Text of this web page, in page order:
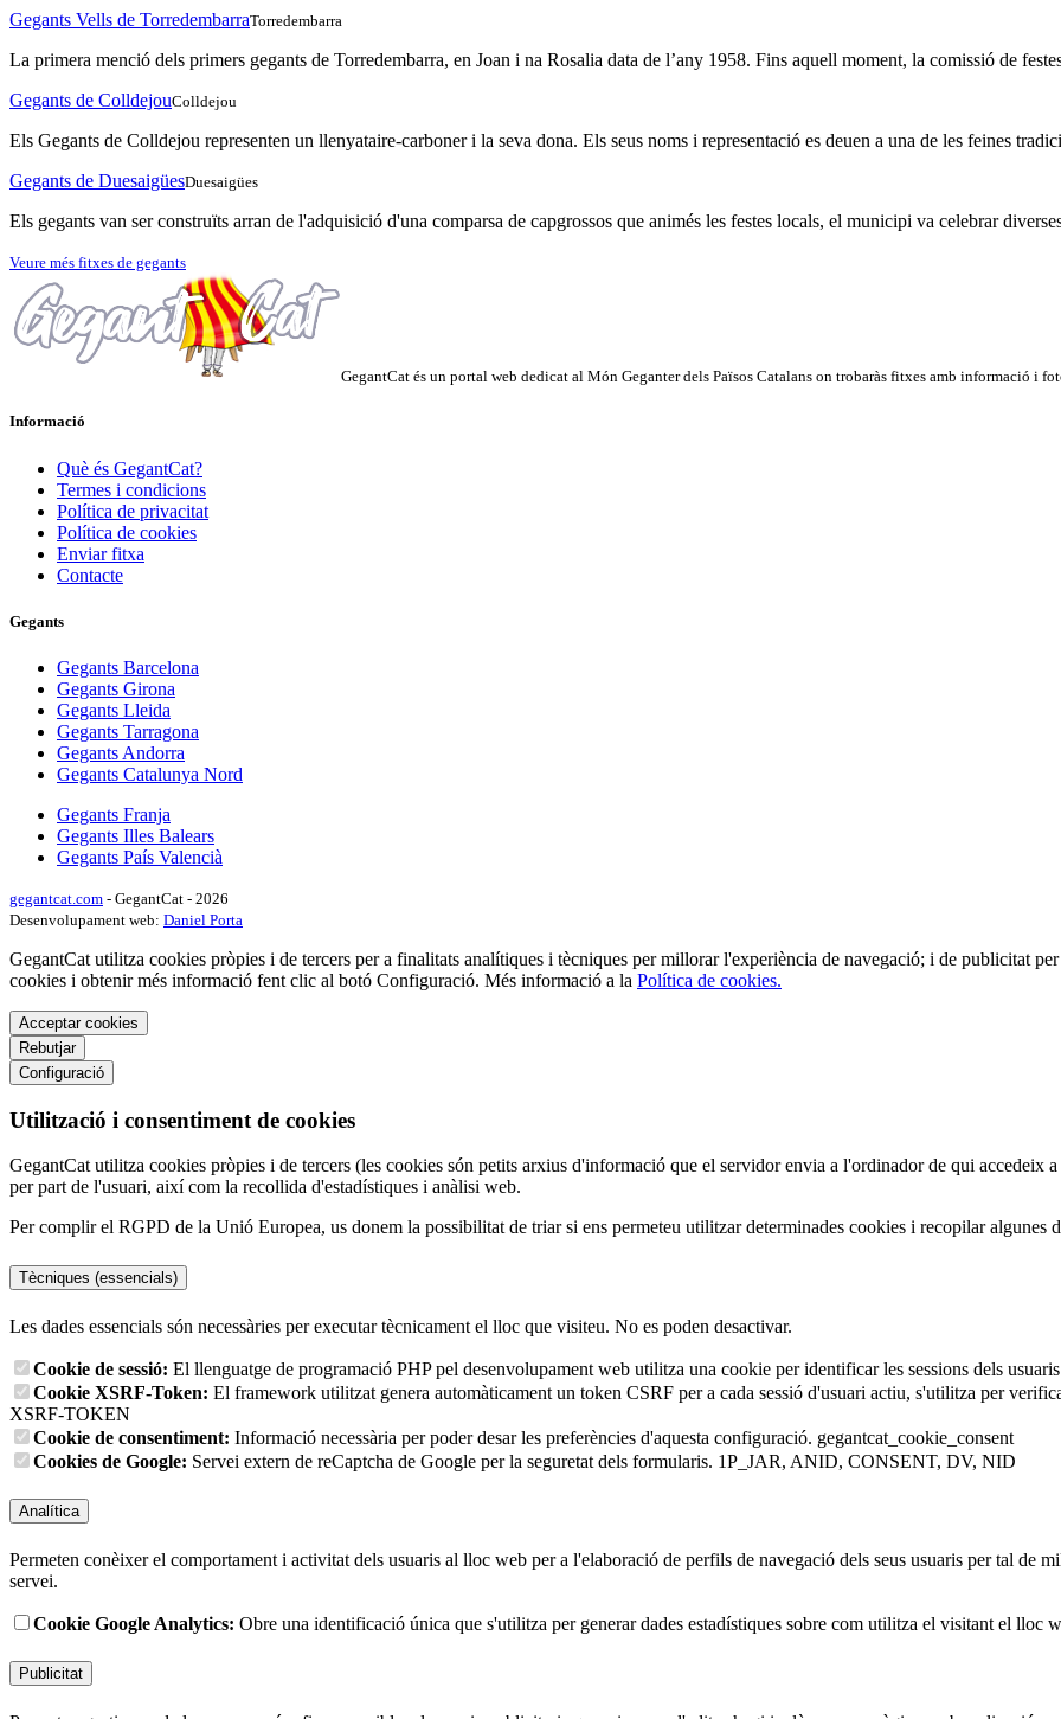
Gegants Vells de TorredembarraTorredembarra
La primera menció dels primers gegants de Torredembarra, en Joan i na Rosalia data de l’any 1958. Fins aquell moment, la comissió de
Gegants de ColldejouColldejou
Els Gegants de Colldejou representen un llenyataire-carboner i la seva dona. Els seus noms i representació es deuen a una de les feines
Gegants de DuesaigüesDuesaigües
Els gegants van ser construïts arran de l'adquisició d'una comparsa de capgrossos que animés les festes locals, el municipi va celebrar
Veure més fitxes de gegants
GegantCat és un portal web dedicat al Món Geganter dels Països Catalans on trobaràs fitxes amb informació i
Informació
Què és GegantCat?
Termes i condicions
Política de privacitat
Política de cookies
Enviar fitxa
Contacte
Gegants
Gegants Barcelona
Gegants Girona
Gegants Lleida
Gegants Tarragona
Gegants Andorra
Gegants Catalunya Nord
Gegants Franja
Gegants Illes Balears
Gegants País Valencià
gegantcat.com - GegantCat - 2026
Desenvolupament web: Daniel Porta
GegantCat utilitza cookies pròpies i de tercers per a finalitats analítiques i tècniques per millorar l'experiència de navegació; i de publicitat
cookies i obtenir més informació fent clic al botó Configuració. Més informació a la Política de cookies.
Acceptar cookies
Rebutjar
Configuració
Utilització i consentiment de cookies
GegantCat utilitza cookies pròpies i de tercers (les cookies són petits arxius d'informació que el servidor envia a l'ordinador de qui
per part de l'usuari, així com la recollida d'estadístiques i anàlisi web.
Per complir el RGPD de la Unió Europea, us donem la possibilitat de triar si ens permeteu utilitzar determinades cookies i recopilar algunes
Tècniques (essencials)
Les dades essencials són necessàries per executar tècnicament el lloc que visiteu. No es poden desactivar.
Cookie de sessió: El llenguatge de programació PHP pel desenvolupament web utilitza una cookie per identificar les sessions dels
Cookie XSRF-Token: El framework utilitzat genera automàticament un token CSRF per a cada sessió d'usuari actiu, s'utilitza per
XSRF-TOKEN
Cookie de consentiment: Informació necessària per poder desar les preferències d'aquesta configuració. gegantcat_cookie_consent
Cookies de Google: Servei extern de reCaptcha de Google per la seguretat dels formularis. 1P_JAR, ANID, CONSENT, DV, NID
Analítica
Permeten conèixer el comportament i activitat dels usuaris al lloc web per a l'elaboració de perfils de navegació dels seus usuaris per tal de
servei.
Cookie Google Analytics: Obre una identificació única que s'utilitza per generar dades estadístiques sobre com utilitza el visitant el lloc
Publicitat